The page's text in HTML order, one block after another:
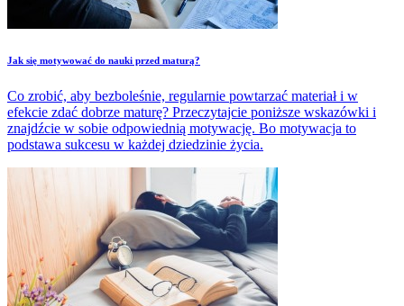
Jak się motywować do nauki przed maturą?
Co zrobić, aby bezboleśnie, regularnie powtarzać materiał i w
efekcie zdać dobrze maturę? Przeczytajcie poniższe wskazówki i
znajdźcie w sobie odpowiednią motywację. Bo motywacja to
podstawa sukcesu w każdej dziedzinie życia.